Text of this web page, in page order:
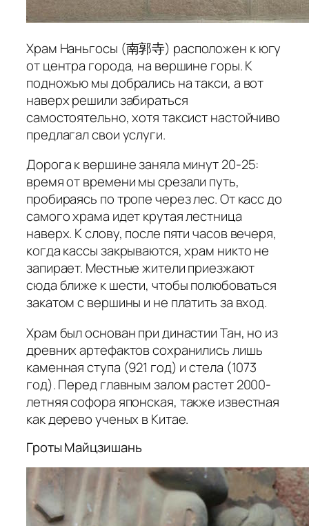
Храм Наньгосы (南郭寺) расположен к югу
от центра города, на вершине горы. К
подножью мы добрались на такси, а вот
наверх решили забираться
самостоятельно, хотя таксист настойчиво
предлагал свои услуги.
Дорога к вершине заняла минут 20-25:
время от времени мы срезали путь,
пробираясь по тропе через лес. От касс до
самого храма идет крутая лестница
наверх. К слову, после пяти часов вечеря,
когда кассы закрываются, храм никто не
запирает. Местные жители приезжают
сюда ближе к шести, чтобы полюбоваться
закатом с вершины и не платить за вход.
Храм был основан при династии Тан, но из
древних артефактов сохранились лишь
каменная ступа (921 год) и стела (1073
год). Перед главным залом растет 2000-
летняясофора японская, также известная
как дерево ученых в Китае.
Гроты Майцзишань